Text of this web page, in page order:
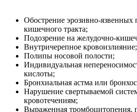
Обострение эрозивно-
кишечного тракта;
Подозрение на желудочно-
Внутричерепное кровоизлияние;
Полипы носовой полости;
Индивидуальная
кислоты;
Бронхиальная астма или
Нарушение свертываемой
кровотечениям;
Выраженная тромбоцитопения,